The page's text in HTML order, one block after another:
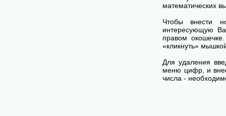
математических
Чтобы внести
интересующую
правом
«кликнуть»
Для удаления
меню цифр, и
числа -